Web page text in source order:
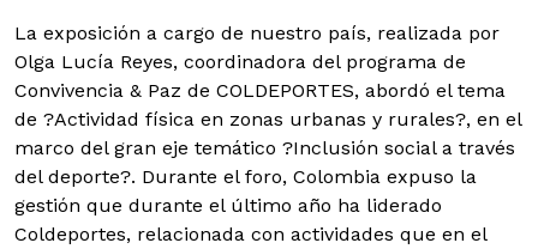
La exposición a cargo de nuestro país, realizada por
Olga Lucía Reyes, coordinadora del programa de
Convivencia & Paz de COLDEPORTES, abordó el tema
de ?Actividad física en zonas urbanas y rurales?, en el
marco del gran eje temático ?Inclusión social a través
del deporte?. Durante el foro, Colombia expuso la
gestión que durante el último año ha liderado
Coldeportes, relacionada con actividades que en el